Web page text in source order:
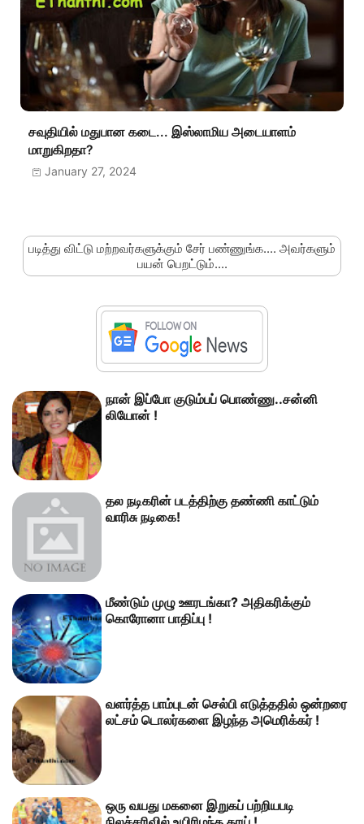
சவுதியில் மதுபான கடை... இஸ்லாமிய அடையாளம்
மாறுகிறதா?
January 27, 2024
படித்து விட்டு மற்றவர்களுக்கும் சேர் பண்ணுங்க.... அவர்களும்
பயன் பெறட்டும்....
நான் இப்போ குடும்பப் பொண்ணு..சன்னி
லியோன் !
தல நடிகரின் படத்திற்கு தண்ணி காட்டும்
வாரிசு நடிகை!
மீண்டும் முழு ஊரடங்கா? அதிகரிக்கும்
கொரோனா பாதிப்பு !
வளர்த்த பாம்புடன் செல்பி எடுத்ததில் ஒன்றரை
லட்சம் டொலர்களை இழந்த அமெரிக்கர் !
ஒரு வயது மகனை இறுகப் பற்றியபடி